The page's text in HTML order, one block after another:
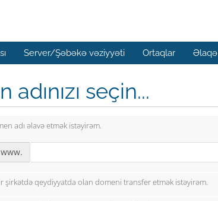
Server/Şəbəkə vəziyyəti Ortaqlar Əlaqə
adınızı seçin...
adı əlavə etmək istəyirəm.
www.
şirkətdə qeydiyyatda olan domeni transfer etmək istəyirəm.